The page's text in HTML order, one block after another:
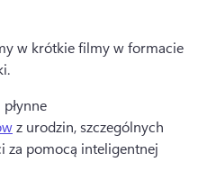
w krótkie filmy w formacie
z urodzin, szczególnych
za pomocą inteligentnej